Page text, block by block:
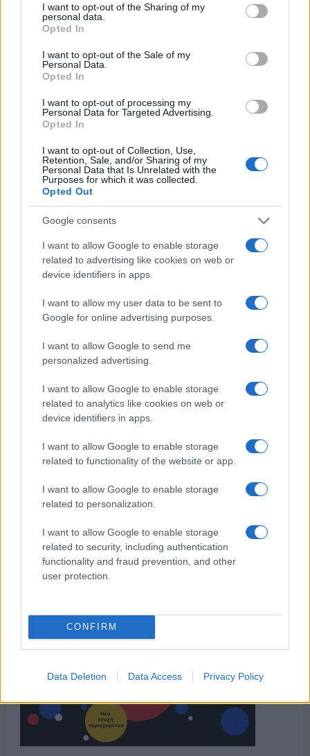
not limited to your visit or usage behaviour. You may click to
grant or deny consent to Google and its third-party tags to
use your data for below specified purposes in below Google
consent section.
I want to opt-out of the Sharing of my
personal data.
Opted In
I want to opt-out of the Sale of my
Personal Data.
Opted In
I want to opt-out of processing my
Personal Data for Targeted Advertising.
Opted In
I want to opt-out of Collection, Use,
Retention, Sale, and/or Sharing of my
Personal Data that Is Unrelated with the
Purposes for which it was collected.
Opted Out
Google consents
I want to allow Google to enable storage
related to advertising like cookies on web or
device identifiers in apps.
I want to allow my user data to be sent to
Google for online advertising purposes.
I want to allow Google to send me
personalized advertising.
I want to allow Google to enable storage
related to analytics like cookies on web or
device identifiers in apps.
I want to allow Google to enable storage
related to functionality of the website or app.
I want to allow Google to enable storage
related to personalization.
I want to allow Google to enable storage
related to security, including authentication
functionality and fraud prevention, and other
user protection.
CONFIRM
Data Deletion Data Access Privacy Policy
Οι άνθρωποι, οι αυθεντικές ιστορίες,
το ελληνικό καλοκαίρι και ένας
πολιτισμός που μας ενώνει κάθε μέρα.
ΟΣΑ ΧΡΕΙΑΖΕΣΑΙ
ΤΟ ΠΑΡΟΝ ΤΗΣ ΚΥΡΙΑΚΗΣ